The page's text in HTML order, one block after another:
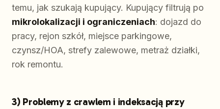
temu, jak szukają kupujący. Kupujący filtrują po
mikrolokalizacji i ograniczeniach: dojazd do
pracy, rejon szkół, miejsce parkingowe,
czynsz/HOA, strefy zalewowe, metraż działki,
rok remontu.
3) Problemy z crawlem i indeksacją przy